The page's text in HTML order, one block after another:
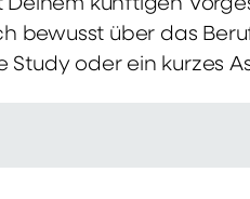
künftigen
bewusst über das
Study oder ein kurzes